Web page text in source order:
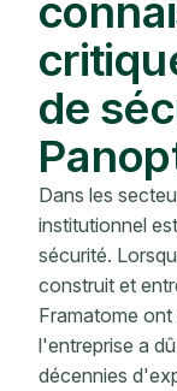
de
Dans les
institutionnel
sécurité.
construit et
Framatome ont
l'entreprise a
décennies